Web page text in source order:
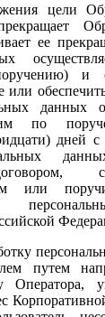
цели
ее
и
или
данных
по
дней с
или
путем
Оператора,